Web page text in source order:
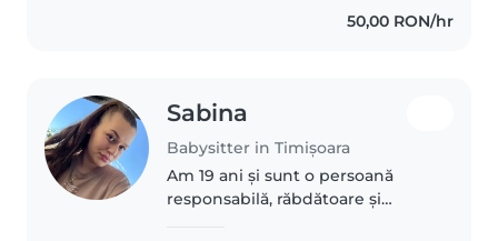
50,00 RON/hr
Sabina
Babysitter in Timișoara
Am 19 ani și sunt o persoană
responsabilă, răbdătoare și